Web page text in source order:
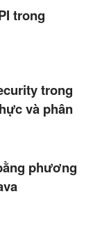
trong
trong
và phân
phương